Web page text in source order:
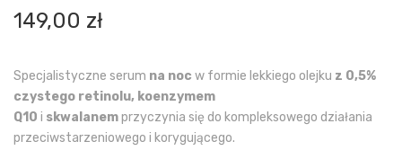
149,00 zł
Specjalistyczne serum na noc w formie lekkiego olejku z 0,5%
czystego retinolu, koenzymem
Q10 i skwalanemprzyczynia się do kompleksowego działania
przeciwstarzeniowego i korygującego.